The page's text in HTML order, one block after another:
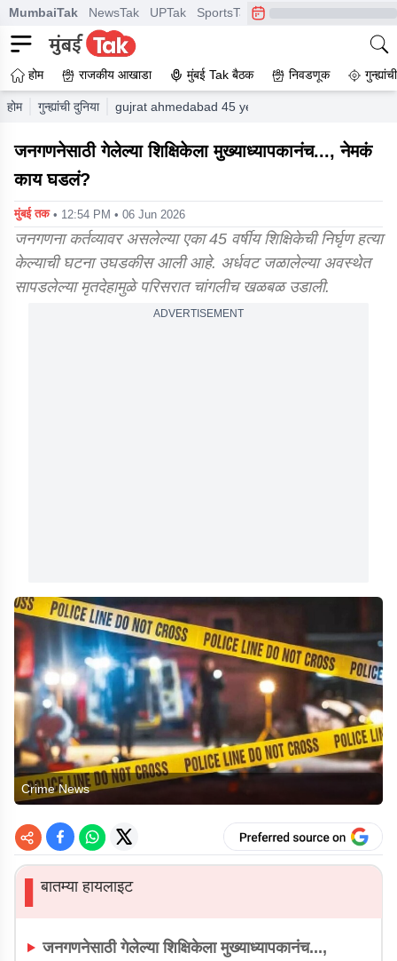
MumbaiTak NewsTak UPTak SportsTak CrimeTak
होम राजकीय आखाडा मुंबई Tak बैठक निवडणूक
होम गुन्ह्यांची दुनिया gujrat ahmedabad 45 year old female teacher
जनगणनेसाठी गेलेल्या शिक्षिकेला मुख्याध्यापकानंच..., नेमकं
काय घडलं?
मुंबई तक • 12:54 PM • 06 Jun 2026
जनगणना कर्तव्यावर असलेल्या एका 45 वर्षीय शिक्षिकेची निर्घृण हत्या
केल्याची घटना उघडकीस आली आहे. अर्धवट जळालेल्या अवस्थेत
सापडलेल्या मृतदेहामुळे परिसरात चांगलीच खळबळ उडाली.
ADVERTISEMENT
Crime News
▌बातम्या हायलाइट
जनगणनेसाठी गेलेल्या शिक्षिकेला मुख्याध्यापकानंच...,